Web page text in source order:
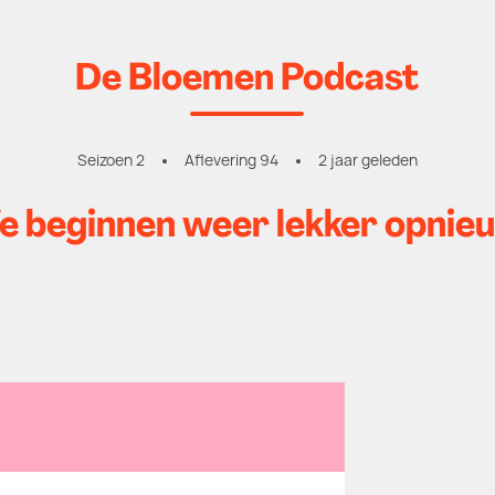
De Bloemen Podcast
Seizoen 2 Aflevering 94 2 jaar geleden
beginnen weer lekker